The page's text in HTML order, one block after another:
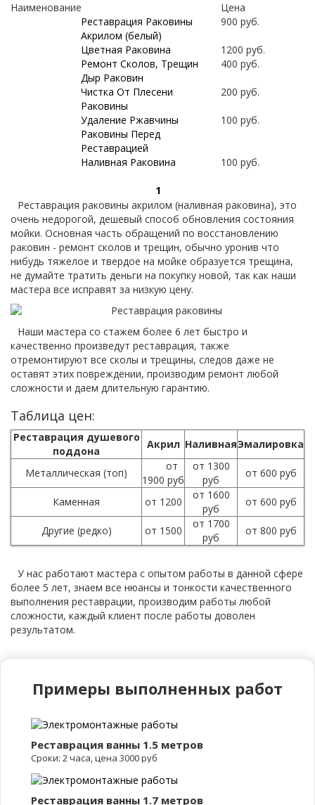
Наименование
Цена
Реставрация Раковины
Акрилом (белый)
900 руб.
Цветная Раковина
1200 руб.
Ремонт Сколов, Трещин
Дыр Раковин
400 руб.
Чистка От Плесени
Раковины
200 руб.
Удаление Ржавчины
Раковины Перед
Реставрацией
100 руб.
Наливная Раковина 100 руб.
1
Реставрация раковины акрилом (наливная раковина), это
очень недорогой, дешевый способ обновления состояния
мойки. Основная часть обращений по восстановлению
раковин - ремонт сколов и трещин, обычно уронив что
нибудь тяжелое и твердое на мойке образуется трещина,
не думайте тратить деньги на покупку новой, так как наши
мастера все исправят за низкую цену.
Наши мастера со стажем более 6 лет быстро и
качественно произведут реставрация, также
отремонтируют все сколы и трещины, следов даже не
оставят этих повреждении, производим ремонт любой
сложности и даем длительную гарантию.
Таблица цен:
Реставрация душевого
поддона
Акрил НаливнаяЭмалировка
Металлическая (топ)
от
1900 руб
от 1300
руб
от 600 руб
Каменная от 1200
от 1600
руб
от 600 руб
Другие (редко) от 1500
от 1700
руб
от 800 руб
У нас работают мастера с опытом работы в данной сфере
более 5 лет, знаем все нюансы и тонкости качественного
выполнения реставрации, производим работы любой
сложности, каждый клиент после работы доволен
результатом.
Примеры выполненных работ
Реставрация ванны 1.5 метров
Сроки: 2 часа, цена 3000 руб
Реставрация ванны 1.7 метров